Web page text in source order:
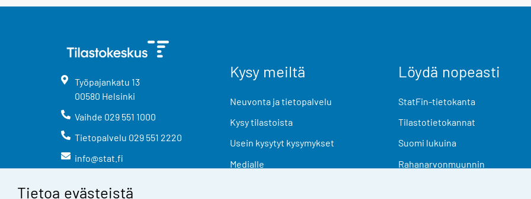
Tietoa evästeistä
Työpajankatu 13
00580 Helsinki
Vaihde 029 551 1000
Tietopalvelu 029 551 2220
info@stat.fi
Kysy meiltä
Neuvonta ja tietopalvelu
Kysy tilastoista
Usein kysytyt kysymykset
Medialle
Löydä nopeasti
StatFin-tietokanta
Tilastotietokannat
Suomi lukuina
Rahanarvonmuunnin